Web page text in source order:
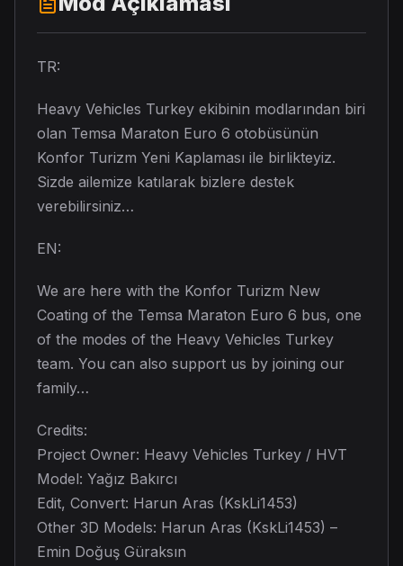
TR:
Heavy Vehicles Turkey ekibinin modlarından biri
olan Temsa Maraton Euro 6 otobüsünün
Konfor Turizm Yeni Kaplaması ile birlikteyiz.
Sizde ailemize katılarak bizlere destek
verebilirsiniz…
EN:
We are here with the Konfor Turizm New
Coating of the Temsa Maraton Euro 6 bus, one
of the modes of the Heavy Vehicles Turkey
team. You can also support us by joining our
family…
Credits:
Project Owner: Heavy Vehicles Turkey / HVT
Model: Yağız Bakırcı
Edit, Convert: Harun Aras (KskLi1453)
Other 3D Models: Harun Aras (KskLi1453) –
Emin Doğuş Güraksın